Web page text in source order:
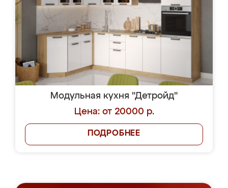
Модульная кухня "Детройд"
Цена: от 20000 р.
ПОДРОБНЕЕ